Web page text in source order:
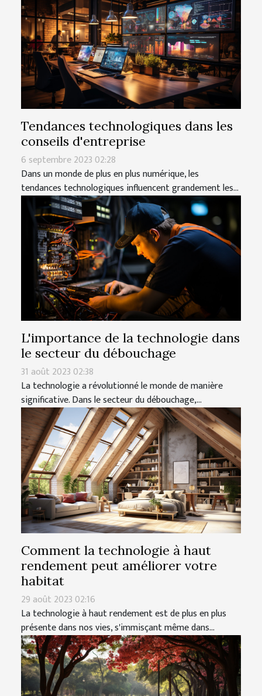
Tendances technologiques dans les
conseils d'entreprise
6 septembre 2023 02:28
Dans un monde de plus en plus numérique, les
tendances technologiques influencent grandement les...
L'importance de la technologie dans
le secteur du débouchage
31 août 2023 02:38
La technologie a révolutionné le monde de manière
significative. Dans le secteur du débouchage,...
Comment la technologie à haut
rendement peut améliorer votre
habitat
29 août 2023 02:16
La technologie à haut rendement est de plus en plus
présente dans nos vies, s'immisçant même dans...